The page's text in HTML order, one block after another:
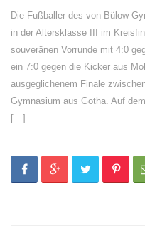
Die Fußballer des von Bülow
in der Altersklasse III im
souveränen Vorrunde mit 4:0
ein 7:0 gegen die Kicker aus
ausgeglichenem Finale
Gymnasium aus Gotha. Auf
[…]